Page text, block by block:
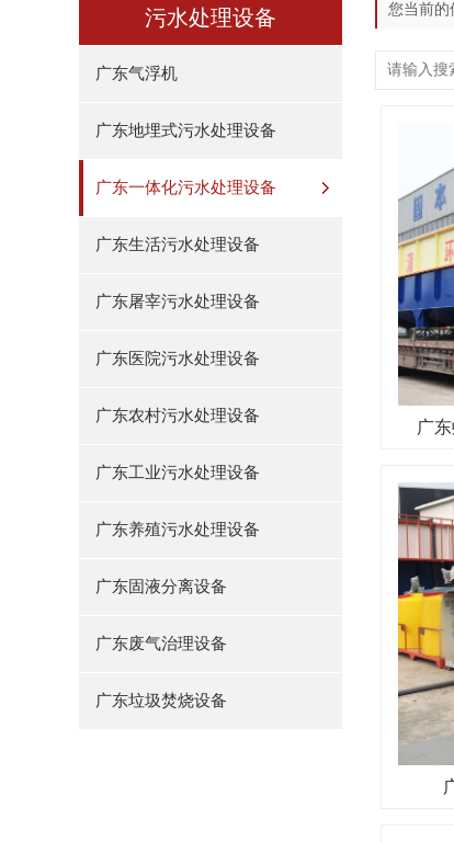
污水处理设备
广东气浮机
广东地埋式污水处理设备
广东一体化污水处理设备
广东生活污水处理设备
广东屠宰污水处理设备
广东医院污水处理设备
广东农村污水处理设备
广东工业污水处理设备
广东养殖污水处理设备
广东固液分离设备
广东废气治理设备
广东垃圾焚烧设备
您当前的
广